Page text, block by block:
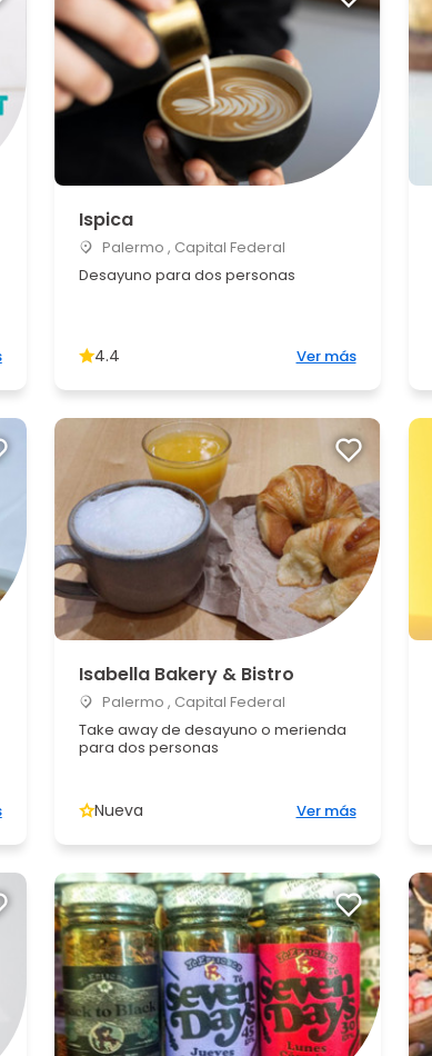
Ispica
Palermo , Capital Federal
Desayuno para dos personas
4.4 Ver más
Isabella Bakery & Bistro
Palermo , Capital Federal
Take away de desayuno o merienda
para dos personas
Nueva Ver más